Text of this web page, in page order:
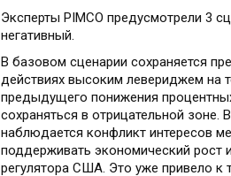
Эксперты PIMCO предусмотрели 3
негативный.
В базовом сценарии сохраняется
действиях высоким левериджем на
предыдущего понижения
сохраняться в отрицательной
наблюдается конфликт интересов
поддерживать экономический рост
регулятора США. Это уже привело к